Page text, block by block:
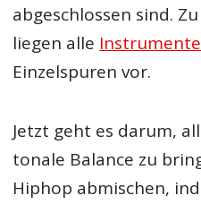
abgeschlossen sind.
liegen alle Instrumente
Einzelspuren vor.
Jetzt geht es darum,
tonale Balance zu
Hiphop abmischen,